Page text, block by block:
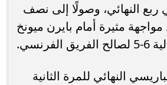
ربع النهائي، وصولًا إلى نصف
مثيرة أمام بايرن ميونخ
النهائي للمرة الثانية